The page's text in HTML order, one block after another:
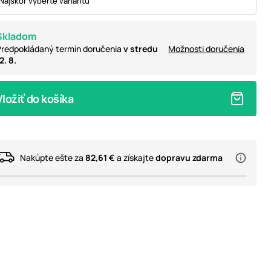
termín doručenia v stredu
8.
Možnosti doručenia
do košíka
Nakúpte ešte za 82,61 € a získajtedopravu zdarma